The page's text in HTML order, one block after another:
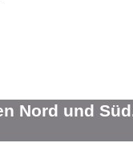
Nord und